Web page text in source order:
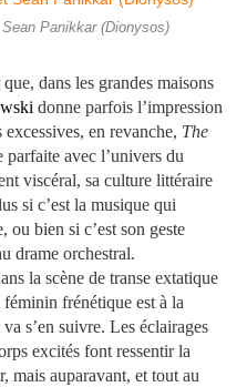
Panikkar (Dionysos)
dans les grandes maisons
donne parfois l’impression
en revanche, The
parfaite avec l’univers du
viscéral, sa culture littéraire
si c’est la musique qui
ou bien si c’est son geste
drame orchestral.
la scène de transe extatique
frénétique est à la
s’en suivre. Les éclairages
excités font ressentir la
mais auparavant, et tout au